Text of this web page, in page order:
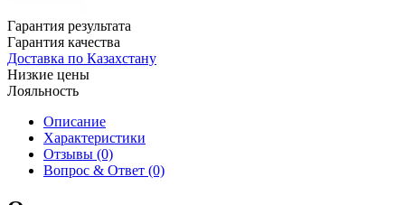
Гарантия результата
Гарантия качества
Доставка по Казахстану
Низкие цены
Лояльность
Описание
Характеристики
Отзывы (0)
Вопрос & Ответ (0)